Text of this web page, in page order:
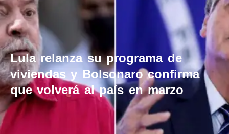
Lula relanza su programa de
viviendas y Bolsonaro confirma
que volverá al país en marzo